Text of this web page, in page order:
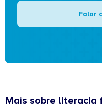
Falar
Mais sobre literacia